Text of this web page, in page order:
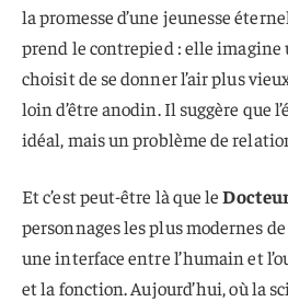
la promesse d’une jeunesse
prend le contrepied : elle imagine
choisit de se donner l’air plus
loin d’être anodin. Il suggère que
idéal, mais un problème de
Et c’est peut-être là que le
personnages les plus modernes
une interface entre l’humain et
et la fonction. Aujourd’hui, où la